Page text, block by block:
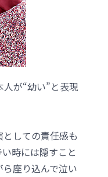
が“幼い”と表現
しての責任感も
時には隠すこと
座り込んで泣い